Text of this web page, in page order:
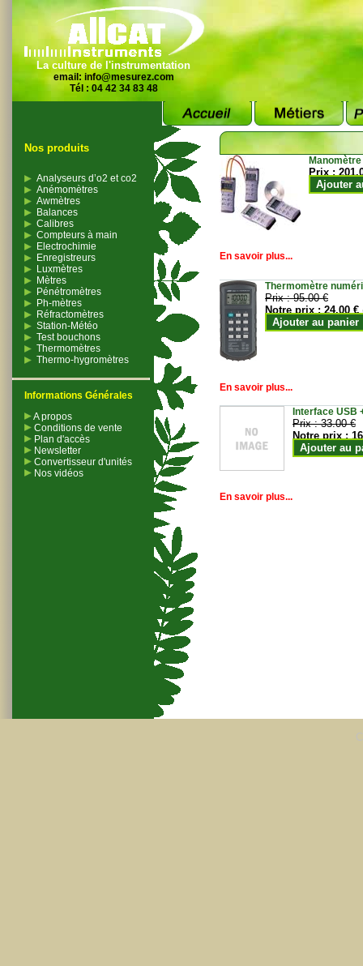
La culture de l'instrumentation
email: info@mesurez.com
Tél : 04 42 34 83 48
Nos produits
Analyseurs d’o2 et co2
Anémomètres
Awmètres
Balances
Calibres
Compteurs à main
Electrochimie
Enregistreurs
Luxmètres
Mètres
Pénétromètres
Ph-mètres
Réfractomètres
Station-Météo
Test bouchons
Thermomètres
Thermo-hygromètres
Informations Générales
A propos
Conditions de vente
Plan d'accès
Newsletter
Convertisseur d'unités
Nos vidéos
Prix :
Ajouter
En savoir plus...
Thermomètre
Prix :95.00 €
Notre prix :24.00 €
Ajouter au panier
En savoir plus...
Interface USB
Prix :33.00 €
Notre prix :
Ajouter au
En savoir plus...